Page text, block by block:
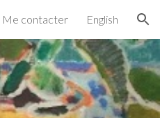
Me contacter English